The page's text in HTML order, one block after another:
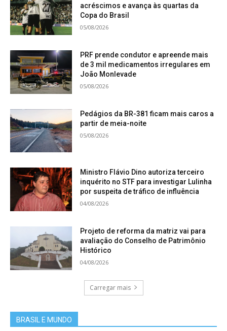
acréscimos e avança às quartas da
Copa do Brasil
05/08/2026
PRF prende condutor e apreende mais
de 3 mil medicamentos irregulares em
João Monlevade
05/08/2026
Pedágios da BR-381 ficam mais caros a
partir de meia-noite
05/08/2026
Ministro Flávio Dino autoriza terceiro
inquérito no STF para investigar Lulinha
por suspeita de tráfico de influência
04/08/2026
Projeto de reforma da matriz vai para
avaliação do Conselho de Patrimônio
Histórico
04/08/2026
Carregar mais
BRASIL E MUNDO